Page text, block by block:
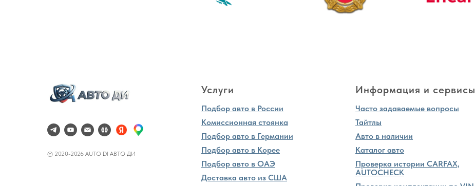
© 2020-2026 AUTO DI АВТО ДИ
Услуги
Подбор авто в России
Комиссионная стоянка
Подбор авто в Германии
Подбор авто в Корее
Подбор авто в ОАЭ
Доставка авто из США
Информация и сервисы
Часто задаваемые вопросы
Тайтлы
Авто в наличии
Каталог авто
Проверка истории CARFAX,
AUTOCHECK